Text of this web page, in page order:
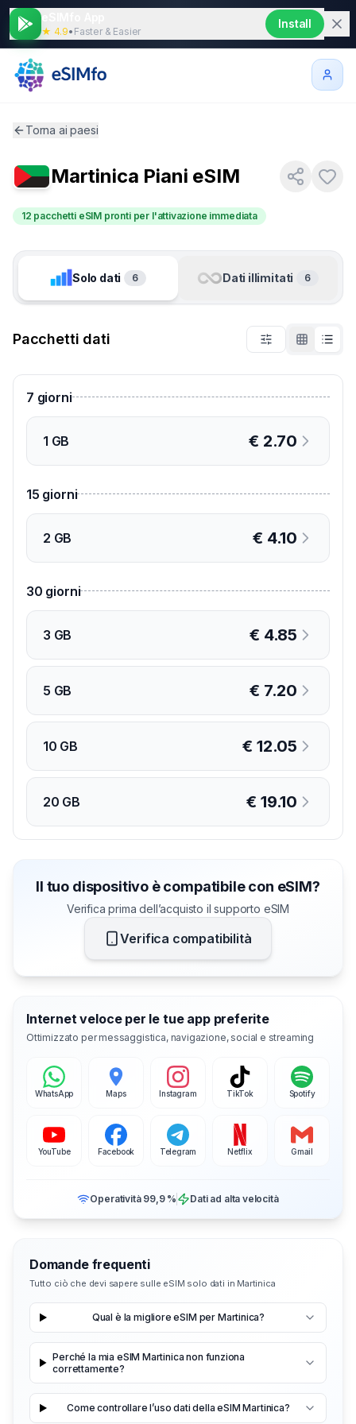
★ 4.9• Faster & Easier
Install
Torna ai paesi
Martinica Piani eSIM
12 pacchetti eSIM pronti per l'attivazione immediata
Solo dati 6 Dati illimitati 6
Pacchetti dati
7 giorni
1 GB € 2.70
15 giorni
2 GB € 4.10
30 giorni
3 GB € 4.85
5 GB € 7.20
10 GB € 12.05
20 GB € 19.10
Il tuo dispositivo è compatibile con eSIM?
Verifica prima dell’acquisto il supporto eSIM
Verifica compatibilità
Internet veloce per le tue app preferite
Ottimizzato per messaggistica, navigazione, social e streaming
WhatsApp Maps Instagram TikTok Spotify
YouTube Facebook Telegram Netflix Gmail
Operatività 99,9 % Dati ad alta velocità
Domande frequenti
Tutto ciò che devi sapere sulle eSIM solo dati in Martinica
Qual è la migliore eSIM per Martinica?
Perché la mia eSIM Martinica non funziona
correttamente?
Come controllare l’uso dati della eSIM Martinica?